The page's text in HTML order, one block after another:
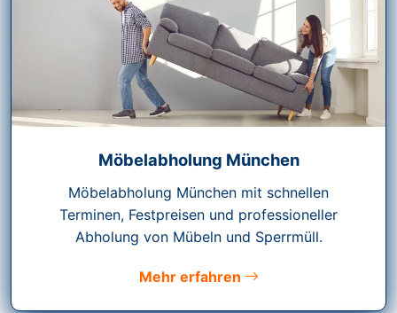
Möbelabholung München
Möbelabholung München mit schnellen
Terminen, Festpreisen und professioneller
Abholung von Mübeln und Sperrmüll.
Mehr erfahren